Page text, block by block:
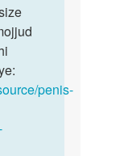
penis-